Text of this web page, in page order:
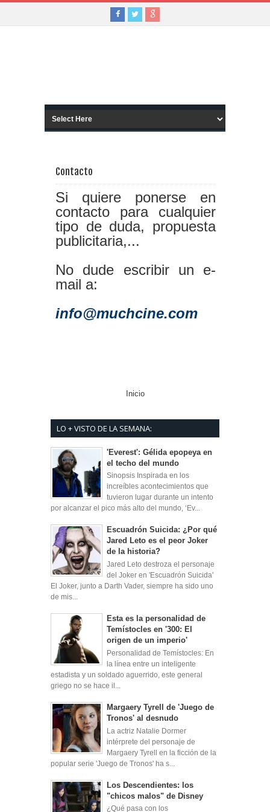
Contacto
Si quiere ponerse en
contacto para cualquier
tipo de duda, propuesta
publicitaria,...
No dude escribir un e-
mail a:
info@muchcine.com
Inicio
LO + VISTO DE LA SEMANA:
'Everest': Gélida epopeya en
el techo del mundo
Sinopsis Inspirada en los
increíbles acontecimientos que
tuvieron lugar durante un intento
por alcanzar el pico más alto del mundo, ‘Ev...
Escuadrón Suicida: ¿Por qué
Jared Leto es el peor Joker
de la historia?
Jared Leto destroza el personaje
del Joker en 'Escuadrón Suicida'
El Joker, junto a Darth Vader, siempre ha sido uno
de mis...
Esta es la personalidad de
Temístocles en '300: El
origen de un imperio'
Personalidad de Temístocles: En
la línea entre un inteligente
estadista y un soldado aguerrido, este general
griego no se hace il...
Margaery Tyrell de 'Juego de
Tronos' al desnudo
La actriz Natalie Dormer
intérprete del personaje de
Margaery Tyrell en la ficción de la
popular serie 'Juego de Tronos' ha s...
Los Descendientes: los
"chicos malos" de Disney
¿Qué pasa con los